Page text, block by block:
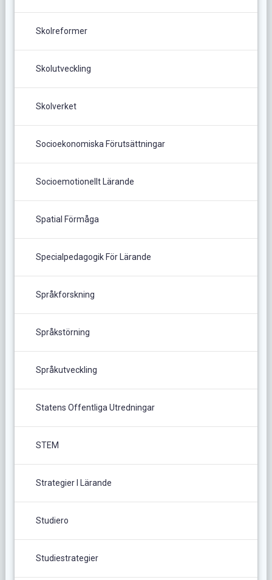
Skolreformer
Skolutveckling
Skolverket
Socioekonomiska Förutsättningar
Socioemotionellt Lärande
Spatial Förmåga
Specialpedagogik För Lärande
Språkforskning
Språkstörning
Språkutveckling
Statens Offentliga Utredningar
STEM
Strategier I Lärande
Studiero
Studiestrategier